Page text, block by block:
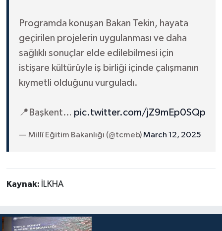
Programda konuşan Bakan Tekin, hayata
geçirilen projelerin uygulanması ve daha
sağlıklı sonuçlar elde edilebilmesi için
istişare kültürüyle iş birliği içinde çalışmanın
kıymetli olduğunu vurguladı.
📍Başkent… pic.twitter.com/jZ9mEp0SQp
— Millî Eğitim Bakanlığı (@tcmeb)March 12, 2025
Kaynak: İLKHA